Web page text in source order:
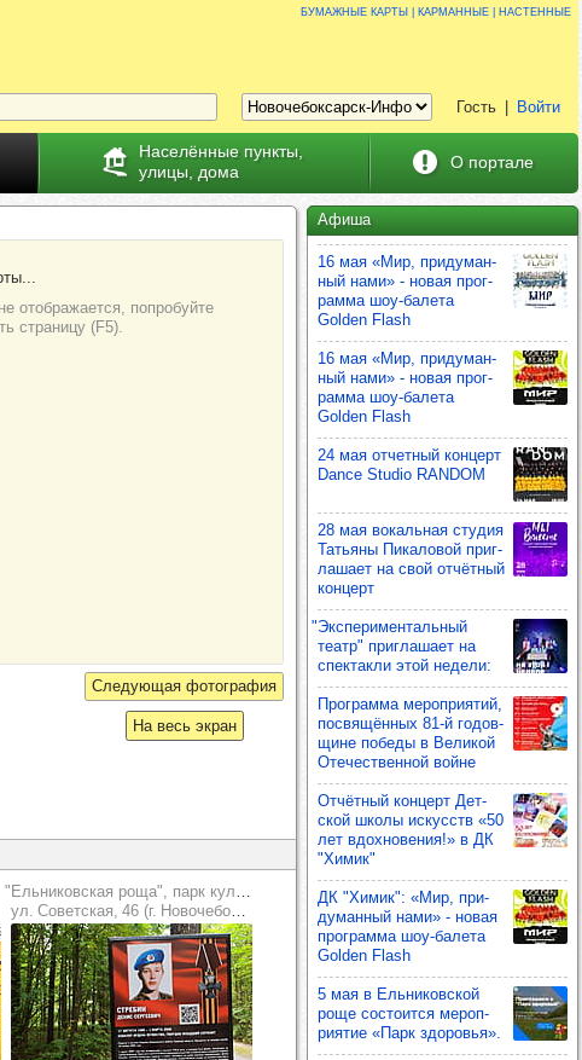
Афиша
16 мая «Мир, при­ду­ман­
ный нами» - новая прог­
рамма шоу‑балета
Golden Flash
16 мая «Мир, при­ду­ман­
ный нами» - новая прог­
рамма шоу‑балета
Golden Flash
24 мая отчет­ный кон­церт
Dance Studio RANDOM
28 мая вокаль­ная сту­дия
Тать­яны Пика­ло­вой приг­
ла­шает на свой отчёт­ный
кон­церт
"Экспе­ри­мен­таль­ный
театр" приг­ла­шает на
спек­такли этой недели:
Прог­рамма мероп­ри­ятий,
пос­вя­щён­ных 81-й годов­
щине победы в Вели­кой
Оте­чес­твен­ной войне
Отчёт­ный кон­церт Дет­
ской школы искусств «50
лет вдох­но­ве­ния!» в ДК
"Химик"
ДК "Химик": «Мир, при­
ду­ман­ный нами» - новая
прог­рамма шоу‑балета
Golden Flash
5 мая в Ель­ни­ков­ской
роще сос­то­ится мероп­
ри­ятие «Парк здо­ровья».
На весь экран
"Ельниковская роща", парк культуры и отдыха
ул. Советская, 46 (г. Новочебоксарск)
Бумажные карты | карманные | настенные
Гость Войти
Населённые пункты,
улицы, дома
О портале